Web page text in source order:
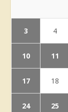
3 4
10 11
17 18
24 25